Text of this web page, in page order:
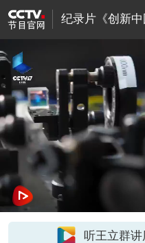
纪录片《创新中
听王立群